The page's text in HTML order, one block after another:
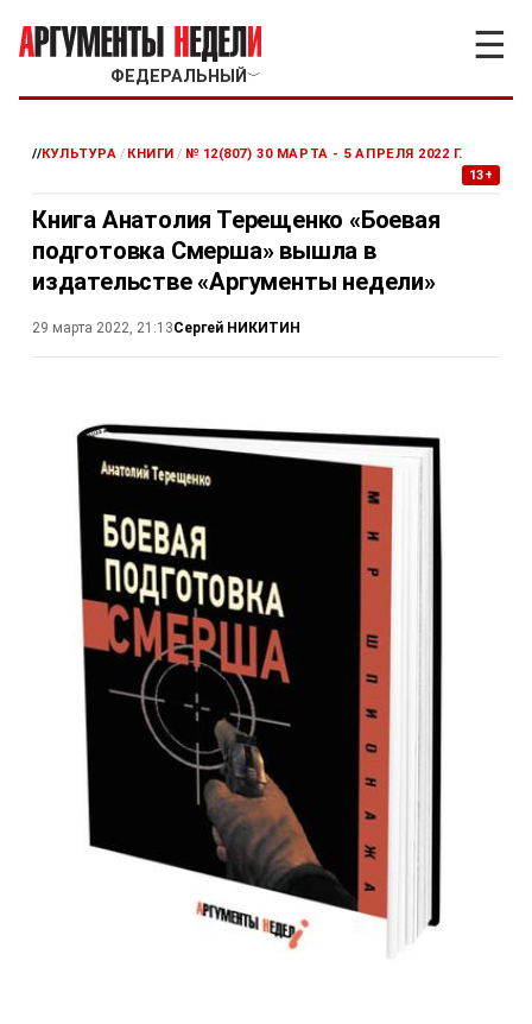
ФЕДЕРАЛЬНЫЙ ﹀
☰
//КУЛЬТУРА / КНИГИ / № 12(807) 30 МАРТА - 5 АПРЕЛЯ 2022 Г.
13+
Книга Анатолия Терещенко «Боевая
подготовка Смерша» вышла в
издательстве «Аргументы недели»
29 марта 2022, 21:13Сергей НИКИТИН